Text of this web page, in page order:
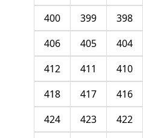
398
399
400
404
405
406
410
411
412
416
417
418
422
423
424